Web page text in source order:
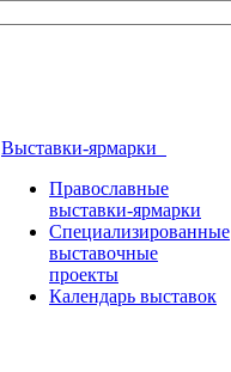
Выставки-ярмарки
Православные
выставки-ярмарки
Специализированные
выставочные
проекты
Календарь выставок